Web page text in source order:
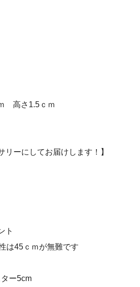
高さ1.5ｃｍ
リーにしてお届けします！】
ト
は45ｃｍが無難です
ー5cm